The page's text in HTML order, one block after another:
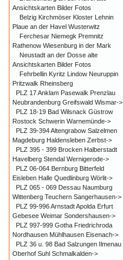
Ansichtskarten Bilder Fotos
Belzig Kirchmöser Kloster Lehnin
Plaue an der Havel Wusterwitz
Ferchesar Niemegk Premnitz
Rathenow Wiesenburg in der Mark
Neustadt an der Dosse alte
Ansichtskarten Bilder Fotos
Fehrbellin Kyritz Lindow Neuruppin
Pritzwalk Rheinsberg
PLZ 17 Anklam Pasewalk Prenzlau
Neubrandenburg Greifswald Wismar->
PLZ 18-19 Bad Wilsnack Güstrow
Rostock Schwerin Warnemünde->
PLZ 39-394 Altengrabow Salzelmen
Magdeburg Haldensleben Zerbst->
PLZ 395 - 399 Brocken Halberstadt
Havelberg Stendal Wernigerode->
PLZ 06-064 Bernburg Bitterfeld
Eisleben Halle Quedlinburg Wörlit->
PLZ 065 - 069 Dessau Naumburg
Wittenberg Teuchern Sangerhausen->
PLZ 99-996 Arnstadt Apolda Erfurt
Gebesee Weimar Sondershausen->
PLZ 997-999 Gotha Friedrichroda
Nordhausen Mühlhausen Eisenach->
PLZ 36 u. 98 Bad Salzungen Ilmenau
Oberhof Suhl Schmalkalden->